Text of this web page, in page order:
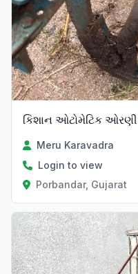
કિશાન ઓટોમેટિક ઓરણી
Meru Karavadra
Login to view
Porbandar, Gujarat